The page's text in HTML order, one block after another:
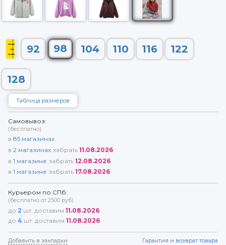
92 98 104 110 116 122
128
Таблица размеров
Самовывоз:
(бесплатно)
в 85 магазинах
в 2 магазинах забрать 11.08.2026
в 1 магазине забрать 12.08.2026
в 1 магазине забрать 17.08.2026
Курьером по СПб:
(бесплатно от 2500 руб)
до 2 шт. доставим 11.08.2026
до 4 шт. доставим 11.08.2026
Добавить в закладки Гарантия и возврат товара